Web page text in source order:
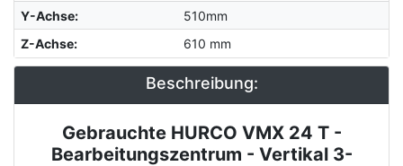
Y-Achse:
510mm
Z-Achse: 610 mm
Beschreibung:
Description
Gebrauchte HURCO VMX 24 T -
Bearbeitungszentrum - Vertikal 3-